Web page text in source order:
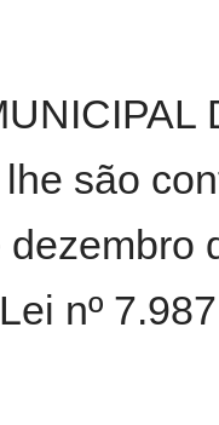
são
nº